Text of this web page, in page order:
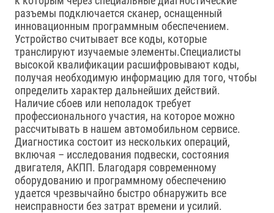
разъемы подключается сканер, оснащенный
инновационным программным обеспечением.
Устройство считывает все коды, которые
транслируют изучаемые элементы.Специалисты
высокой квалификации расшифровывают коды,
получая необходимую информацию для того, чтобы
определить характер дальнейших действий.
Наличие сбоев или неполадок требует
профессионального участия, на которое можно
рассчитывать в нашем автомобильном сервисе.
Диагностика состоит из нескольких операций,
включая – исследования подвески, состояния
двигателя, АКПП. Благодаря современному
оборудованию и программному обеспечению
удается чрезвычайно быстро обнаружить все
неисправности без затрат времени и усилий.